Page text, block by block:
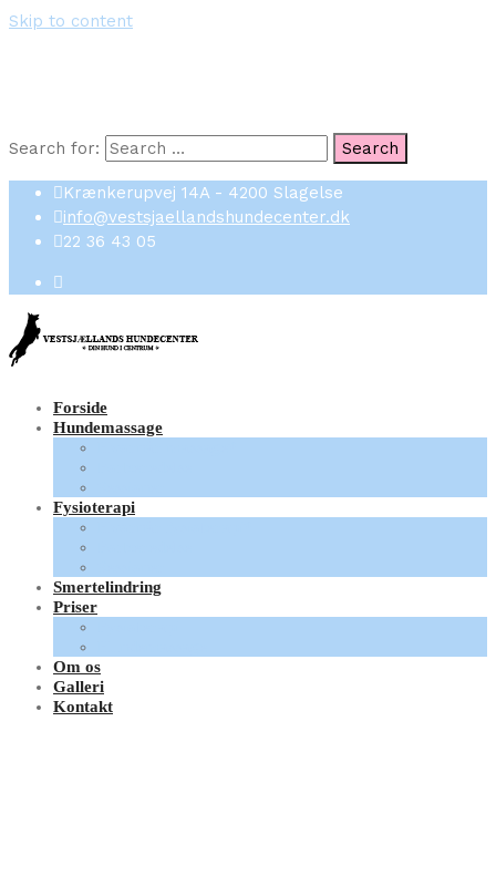
Skip to content
Search for: Search
Krænkerupvej 14A - 4200 Slagelse
info@vestsjaellandshundecenter.dk
22 36 43 05
Forside
Hundemassage
Fysioterapi
Smertelindring
Priser
Om os
Galleri
Kontakt